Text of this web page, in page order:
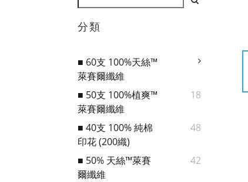
分類
■ 60支 100%天絲™
萊賽爾纖維
■ 50支 100%植爽™
萊賽爾纖維
18
■ 40支 100% 純棉
印花 (200織)
48
■ 50% 天絲™萊賽
爾纖維
42